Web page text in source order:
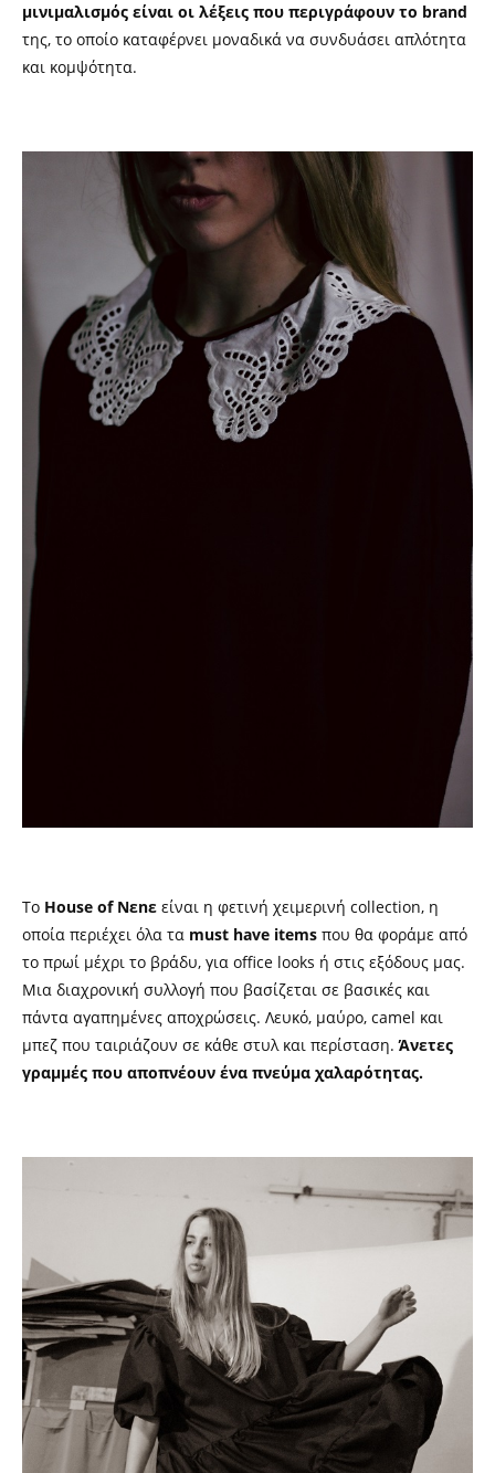
μινιμαλισμός είναι οι λέξεις που περιγράφουν το brand
της, το οποίο καταφέρνει μοναδικά να συνδυάσει απλότητα
και κομψότητα.
Το House of Nεnε είναι η φετινή χειμερινή collection, η
οποία περιέχει όλα τα must have items που θα φοράμε από
το πρωί μέχρι το βράδυ, για office looks ή στις εξόδους μας.
Μια διαχρονική συλλογή που βασίζεται σε βασικές και
πάντα αγαπημένες αποχρώσεις. Λευκό, μαύρο, camel και
μπεζ που ταιριάζουν σε κάθε στυλ και περίσταση.Άνετες
γραμμές που αποπνέουν ένα πνεύμα χαλαρότητας.